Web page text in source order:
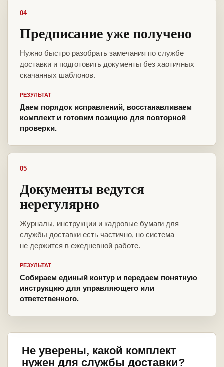
04
Предписание уже получено
Нужно быстро разобрать замечания по службе
доставки и подготовить документы без хаотичных
скачанных шаблонов.
РЕЗУЛЬТАТ
Даем порядок исправлений, восстанавливаем
комплект и готовим позицию для повторной
проверки.
05
Документы ведутся
нерегулярно
Журналы, инструкции и кадровые бумаги для
службы доставки есть частично, но система
не держится в ежедневной работе.
РЕЗУЛЬТАТ
Собираем единый контур и передаем понятную
инструкцию для управляющего или
ответственного.
Не уверены, какой комплект
нужен для службы доставки?